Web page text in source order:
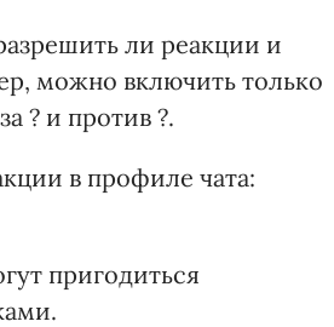
ли реакции и
можно включить только
? и против ?.
в профиле чата:
пригодиться